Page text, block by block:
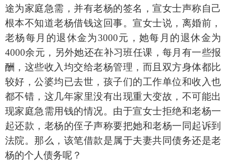
途为家庭急需，并有老杨的签名，宣女士声称自己
根本不知道老杨借钱这回事。宣女士说，离婚前，
老杨每月的退休金为3000元，她每月的退休金为
4000余元，另外她还在补习班任课，每月有一些报
酬，这些收入均交给老杨管理，而且双方身体都比
较好，公婆均已去世，孩子们的工作单位和收入也
都不错，这几年家里没有出现重大变故，不可能出
现家庭急需用钱的情况。由于宣女士拒绝和老杨一
起还款，老杨的侄子声称要把她和老杨一同起诉到
法院。那么，该笔借款是属于夫妻共同债务还是老
杨的个人债务呢？